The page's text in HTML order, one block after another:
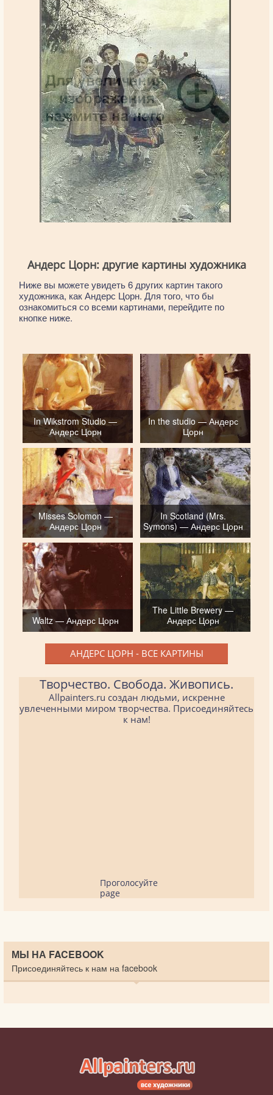
Андерс Цорн: другие картины художника
Ниже вы можете увидеть 6 других картин такого
художника, как Андерс Цорн. Для того, что бы
ознакомиться со всеми картинами, перейдите по
кнопке ниже.
In Wikstrom Studio —
Андерс Цорн
In the studio — Андерс
Цорн
Misses Solomon —
Андерс Цорн
In Scotland (Mrs.
Symons) — Андерс Цорн
Waltz — Андерс Цорн
The Little Brewery —
Андерс Цорн
АНДЕРС ЦОРН - ВСЕ КАРТИНЫ
Творчество. Свобода. Живопись.
Allpainters.ru создан людьми, искренне
увлеченными миром творчества. Присоединяйтесь
к нам!
Проголосуйте
page
МЫ НА FACEBOOK
Присоединяйтесь к нам на facebook